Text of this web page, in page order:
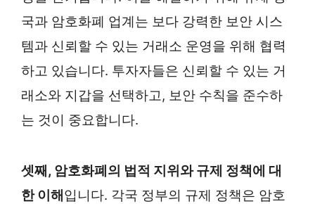
국과 암호화폐 업계는 보다 강력한 보안 시스
템과 신뢰할 수 있는 거래소 운영을 위해 협력
하고 있습니다. 투자자들은 신뢰할 수 있는 거
래소와 지갑을 선택하고, 보안 수칙을 준수하
는 것이 중요합니다.
셋째, 암호화폐의 법적 지위와 규제 정책에 대
한 이해 입니다. 각국 정부의 규제 정책은 암호